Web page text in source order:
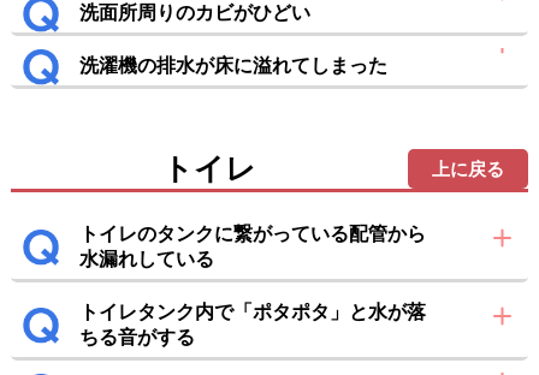
洗面所周りのカビがひどい
洗濯機の排水が床に溢れてしまった
トイレ 上に戻る
トイレのタンクに繋がっている配管から
水漏れしている
トイレタンク内で「ポタポタ」と水が落
ちる音がする